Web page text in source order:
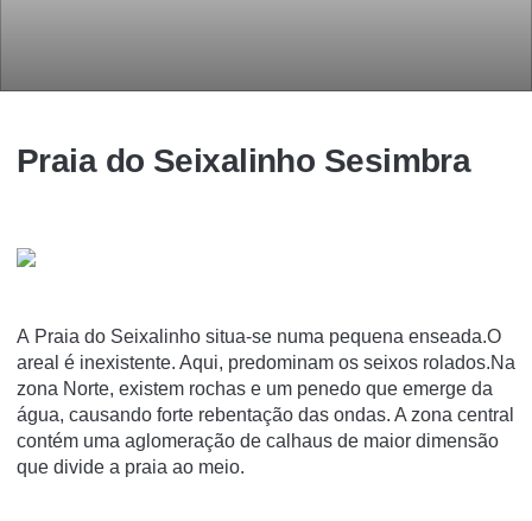
Praia do Seixalinho Sesimbra
A Praia do Seixalinho situa-se numa pequena enseada.O
areal é inexistente. Aqui, predominam os seixos rolados.Na
zona Norte, existem rochas e um penedo que emerge da
água, causando forte rebentação das ondas. A zona central
contém uma aglomeração de calhaus de maior dimensão
que divide a praia ao meio.